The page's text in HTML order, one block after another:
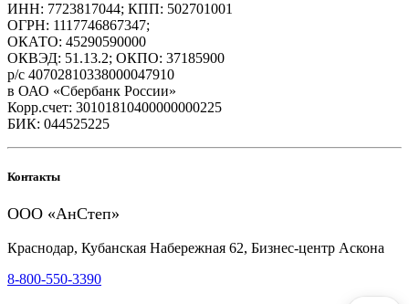
ИНН: 7723817044; КПП: 502701001
ОГРН: 1117746867347;
ОКАТО: 45290590000
ОКВЭД: 51.13.2; ОКПО: 37185900
р/с 40702810338000047910
в ОАО «Сбербанк России»
Корр.счет: 30101810400000000225
БИК: 044525225
Контакты
ООО «АнСтеп»
Краснодар, Кубанская Набережная 62, Бизнес-центр Аскона
8-800-550-3390